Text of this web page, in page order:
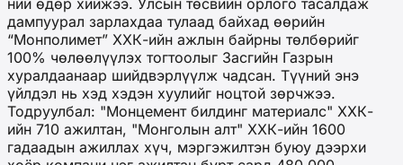
дампуурал зарлахдаа тулаад байхад өөрийн
“Монполимет” ХХК-ийн ажлын байрны төлбөрийг
100% чөлөөлүүлэх тогтоолыг Засгийн Газрын
хуралдаанаар шийдвэрлүүлж чадсан. Түүний энэ
үйлдэл нь хэд хэдэн хуулийг ноцтой зөрчжээ.
Тодруулбал: "Монцемент билдинг материалс" ХХК-
ийн 710 ажилтан, "Монголын алт" ХХК-ийн 1600
гадаадын ажиллах хүч, мэргэжилтэн буюу дээрхи